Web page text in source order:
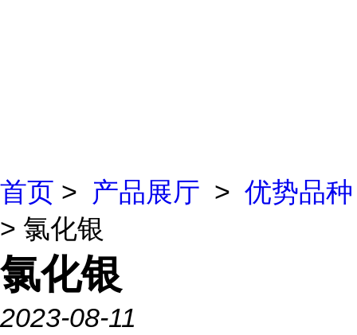
首页 > 产品展厅 > 优势品种
> 氯化银
氯化银
2023-08-11